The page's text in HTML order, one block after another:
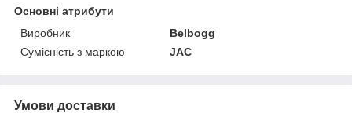
Основні атрибути
Виробник
Belbogg
Сумісність з маркою
JAC
Умови доставки